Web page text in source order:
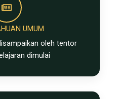
UMUM
oleh tentor
dimulai